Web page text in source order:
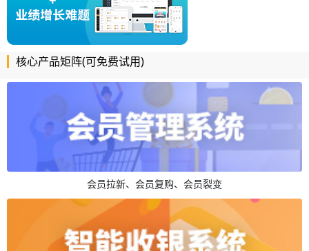
核心产品矩阵(可免费试用)
会员拉新、会员复购、会员裂变